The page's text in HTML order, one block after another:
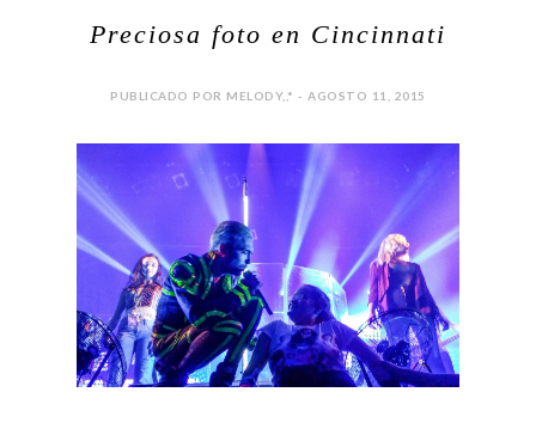
Preciosa foto en Cincinnati
PUBLICADO POR MELODY,,* - AGOSTO 11, 2015